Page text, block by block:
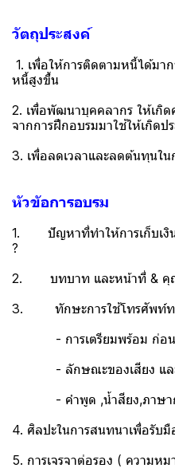
วัตถุประสงค์
1. เพื่อให้การติดตามหนี้ได้มา
หนี้สูงขึ้น
2. เพื่อพัฒนาบุคคลากร ให้เกิด
จากการฝึกอบรมมาใช้ให้เกิดป
3. เพื่อลดเวลาและลดต้นทุนใ
หัวขัอการอบรม
1. ปัญหาที่ทำให้การเก็บเงิน
?
2. บทบาท และหน้าที่ & คุณ
3. ทักษะการใช้โทรศัพท์ท
- การเตรียมพร้อม ก่อนจ
- ลักษณะของเสียง และส
- คำพูด ,น้ำสียง,ภาษากา
4. ศิลปะในการสนทนาเพื่อ
5. การเจรจาต่อรอง ( ควา